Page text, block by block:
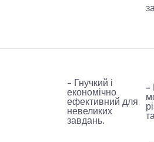
- Гнучкий і
економічно
ефективний для
невеликих
завдань.
-